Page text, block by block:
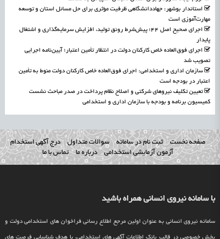
استاندار بوشهر: جهاددانشگاهی ظرفیت مؤثری برای حل مسائل استان و توسعه
مهارت‌آموزی است
اجرای صحیح اصل ۴۴؛ پیش‌شرط رونق تولید، افزایش سرمایه‌گذاری و اشتغال
پایدار
اجرای فوق‌العاده خاص کارکنان دولت در انتظار تأمین اعتبار؛ آیین‌نامه اجرایی
تصویب شد
سازمان اداری و استخدامی: اجرای فوق‌العاده خاص کارکنان دولت منوط به تأمین
اعتبار در بودجه است
تعیین تکلیف نیروهای شرکتی و اصلاح نظام پرداخت در صدر مباحث نشست
کمیسیون برنامه و بودجه با سازمان اداری و استخدامی
صفحه نخست ثبت نام در سامانه سوالات متداول
درج آگهی استخدام
آزمون آزمایشی استخدامی
درباره ما تماس با ما
با سامانه نیروی انسانی همراه باشید
سامانه نیروی انسانی به عنوان اولین مرجع اطلاع رسانی فراخوان های استخدامی دولت و
بخش خصوصی در قالب بانک اطلاعات آگهی های استخدامی، با هدف شناسایی فرصت های